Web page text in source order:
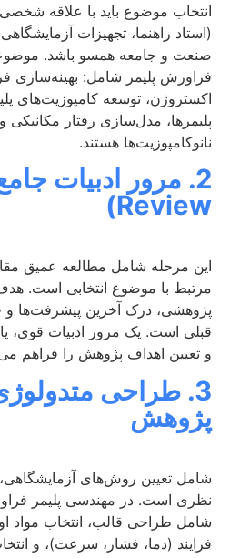
انتخاب موضوع باید با علاقه
(استاد راهنما، تجهیزات
صنعت و جامعه همسو باشد.
فراورش پلیمر شامل: بهینه‌سازی
اکستروژن، توسعه کامپوزیت‌های
پلیمرها، مدل‌سازی رفتار
نانوکامپوزیت‌ها هستند.
Review)
این مرحله شامل مطالعه عمیق
مرتبط با موضوع انتخابی است.
پژوهشی، درک آخرین پیشرفت‌ها و
قبلی است. یک مرور ادبیات قوی،
و تعیین اهداف پژوهش را فراهم
3. طراحی
پژوهش
شامل تعیین روش‌های آزمایشگاهی،
نظری است. در مهندسی پلیمر
شامل طراحی قالب، انتخاب مواد
فرایند (دما، فشار، سرعت)، و